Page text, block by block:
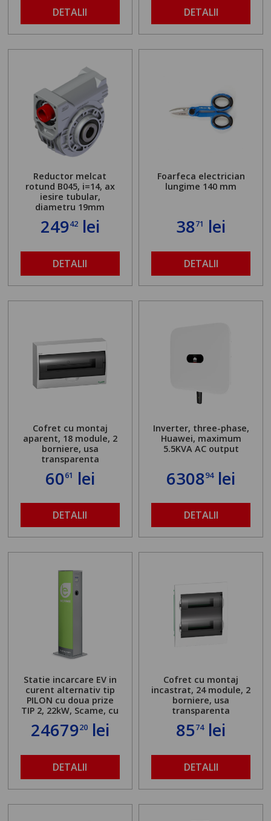
DETALII DETALII
Reductor melcat
rotund B045, i=14, ax
iesire tubular,
diametru 19mm
24942lei
DETALII
Foarfeca electrician
lungime 140 mm
3871 lei
DETALII
Cofret cu montaj
aparent, 18 module, 2
borniere, usa
transparenta
6061 lei
DETALII
Inverter, three-phase,
Huawei, maximum
5.5KVA AC output
630894lei
DETALII
Statie incarcare EV in
curent alternativ tip
PILON cu doua prize
TIP 2, 22kW, Scame, cu
server local
2467920lei
DETALII
Cofret cu montaj
incastrat, 24 module, 2
borniere, usa
transparenta
8574lei
DETALII